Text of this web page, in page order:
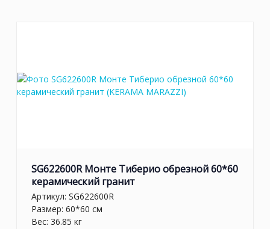
SG622600R Монте Тиберио обрезной 60*60
керамический гранит
Артикул: SG622600R
Размер: 60*60 см
Вес: 36.85 кг